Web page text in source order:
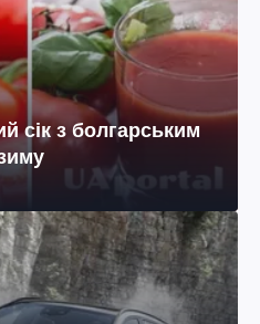
сік з болгарським